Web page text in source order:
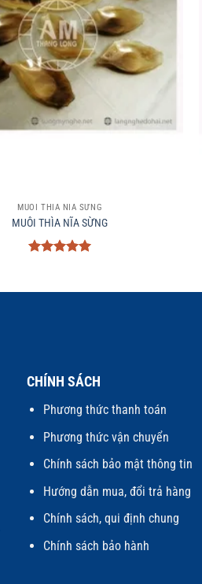
MUÔI THÌA NĨA SỪNG
MUÔI THÌA NĨA SỪNG
sao
CHÍNH SÁCH
Phương thức thanh toán
Phương thức vận chuyển
Chính sách bảo mật thông tin
Hướng dẫn mua, đổi trả hàng
Chính sách, qui định chung
Chính sách bảo hành